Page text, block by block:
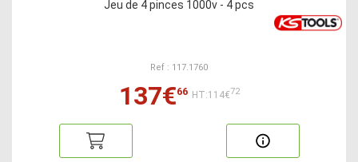
Jeu de 4 pinces 1000v - 4 pcs
Ref : 117.1760
137€66 HT:114€72